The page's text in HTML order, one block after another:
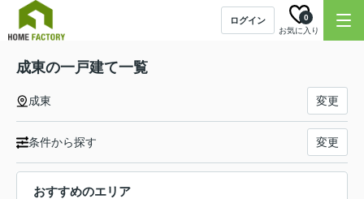
ログイン
お気に入り
0
成東の一戸建て一覧
成東 変更
条件から探す 変更
おすすめのエリア